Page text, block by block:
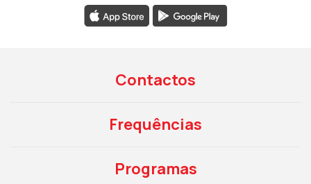
Contactos
Frequências
Programas